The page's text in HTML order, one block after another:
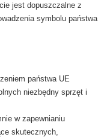
jest dopuszczalne z
symbolu państwa
państwa UE
niezbędny sprzęt i
w zapewnianiu
skutecznych,